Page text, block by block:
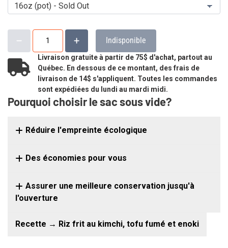
Indisponible
Livraison gratuite à partir de 75$ d'achat, partout au
Québec. En dessous de ce montant, des frais de
livraison de 14$ s'appliquent. Toutes les commandes
sont expédiées du lundi au mardi midi.
Pourquoi choisir le sac sous vide?
Réduire l'empreinte écologique
Des économies pour vous
Assurer une meilleure conservation jusqu'à
l'ouverture
Recette → Riz frit au kimchi, tofu fumé et enoki